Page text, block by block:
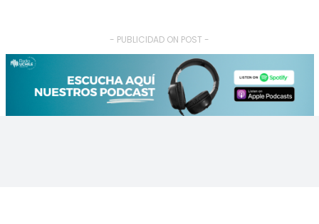
- PUBLICIDAD ON POST -